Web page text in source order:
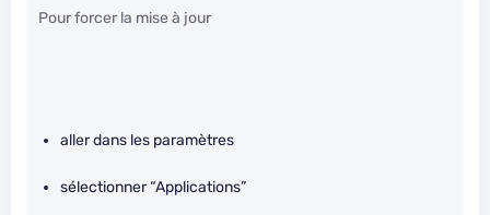
Pour forcer la mise à jour
aller dans les paramètres
sélectionner “Applications”